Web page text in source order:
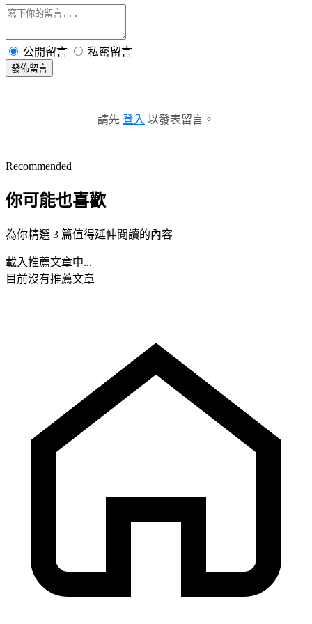
公開留言 私密留言
發佈留言
請先 登入 以發表留言。
Recommended
你可能也喜歡
為你精選 3 篇值得延伸閱讀的內容
載入推薦文章中...
目前沒有推薦文章